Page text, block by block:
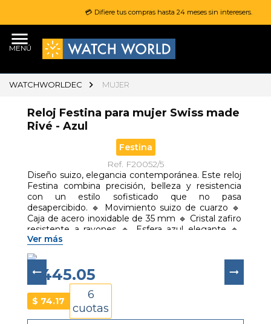
💳 Difiere tus compras hasta 24 meses sin interesers.
MENÚ
WATCHWORLDEC MUJER
Reloj Festina para mujer Swiss made
Rivé - Azul
Festina
Ref. F20052/5
Diseño suizo, elegancia contemporánea. Este reloj
Festina combina precisión, belleza y resistencia
con un estilo sofisticado que no pasa
desapercibido. 🔹 Movimiento suizo de cuarzo 🔹
Caja de acero inoxidable de 35 mm 🔹 Cristal zafiro
resistente a rayones 🔹 Esfera azul elegante 🔹
Correa de acero plateada 🔹 Calendario integrado
🔹 Resistencia al agua 10 ATM
Ver más
$ 445.05
$ 74.17
6
cuotas